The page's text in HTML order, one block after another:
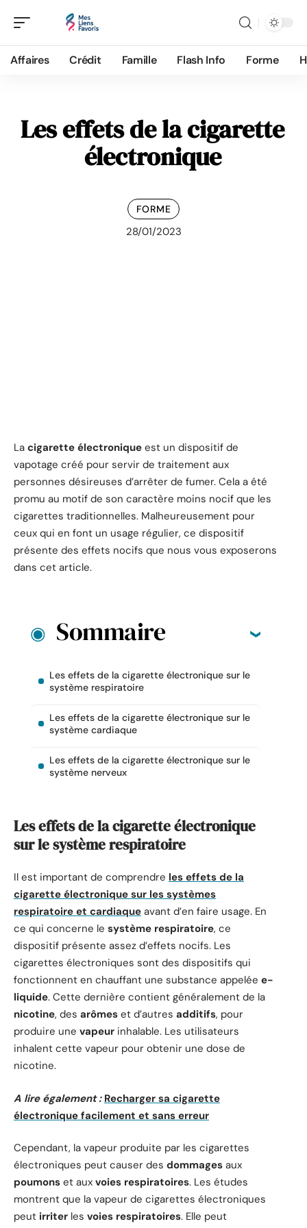
Affaires Crédit Famille Flash Info Forme
Les effets de la cigarette
électronique
FORME
28/01/2023
La cigarette électronique est un dispositif de
vapotage créé pour servir de traitement aux
personnes désireuses d’arrêter de fumer. Cela a été
promu au motif de son caractère moins nocif que les
cigarettes traditionnelles. Malheureusement pour
ceux qui en font un usage régulier, ce dispositif
présente des effets nocifs que nous vous exposerons
dans cet article.
Sommaire
Les effets de la cigarette électronique sur le
système respiratoire
Les effets de la cigarette électronique sur le
système cardiaque
Les effets de la cigarette électronique sur le
système nerveux
Les effets de la cigarette électronique
sur le système respiratoire
Il est important de comprendre les effets de la
cigarette électronique sur les systèmes
respiratoire et cardiaque avant d’en faire usage. En
ce qui concerne le système respiratoire, ce
dispositif présente assez d’effets nocifs. Les
cigarettes électroniques sont des dispositifs qui
fonctionnent en chauffant une substance appelée e-
liquide. Cette dernière contient généralement de la
nicotine, des arômes et d’autres additifs, pour
produire une vapeur inhalable. Les utilisateurs
inhalent cette vapeur pour obtenir une dose de
nicotine.
A lire également : Recharger sa cigarette
électronique facilement et sans erreur
Cependant, la vapeur produite par les cigarettes
électroniques peut causer des dommages aux
poumons et aux voies respiratoires. Les études
montrent que la vapeur de cigarettes électroniques
peut irriter les voies respiratoires. Elle peut